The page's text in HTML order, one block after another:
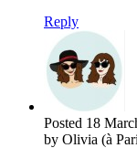
Reply
Posted 18
by Olivia (à